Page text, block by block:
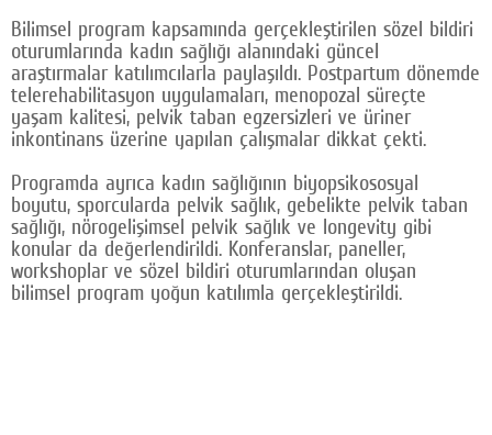
Bilimsel program kapsamında gerçekleştirilen sözel bildiri
oturumlarında kadın sağlığı alanındaki güncel
araştırmalar katılımcılarla paylaşıldı. Postpartum dönemde
telerehabilitasyon uygulamaları, menopozal süreçte
yaşam kalitesi, pelvik taban egzersizleri ve üriner
inkontinans üzerine yapılan çalışmalar dikkat çekti.
Programda ayrıca kadın sağlığının biyopsikososyal
boyutu, sporcularda pelvik sağlık, gebelikte pelvik taban
sağlığı, nörogelişimsel pelvik sağlık ve longevity gibi
konular da değerlendirildi. Konferanslar, paneller,
workshoplar ve sözel bildiri oturumlarından oluşan
bilimsel program yoğun katılımla gerçekleştirildi.